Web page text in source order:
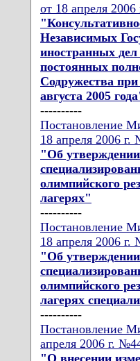
от 18 апреля
Независимых
иностранных
постоянных
Содружества
августа 2005
----------
Постановление
18 апреля 2006 г.
"Об
олимпийского
лагерях"
----------
Постановление
18 апреля 2006 г.
"Об
олимпийского
лагерях
----------
Постановление
апреля 2006 г.
"О внесении